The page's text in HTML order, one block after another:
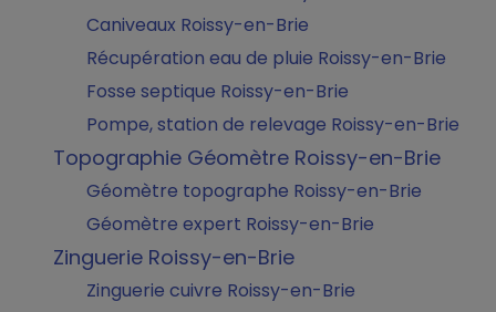
Caniveaux Roissy-en-Brie
Récupération eau de pluie Roissy-en-Brie
Fosse septique Roissy-en-Brie
Pompe, station de relevage Roissy-en-Brie
Topographie Géomètre Roissy-en-Brie
Géomètre topographe Roissy-en-Brie
Géomètre expert Roissy-en-Brie
Zinguerie Roissy-en-Brie
Zinguerie cuivre Roissy-en-Brie